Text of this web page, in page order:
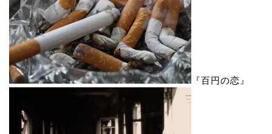
『百円の恋』